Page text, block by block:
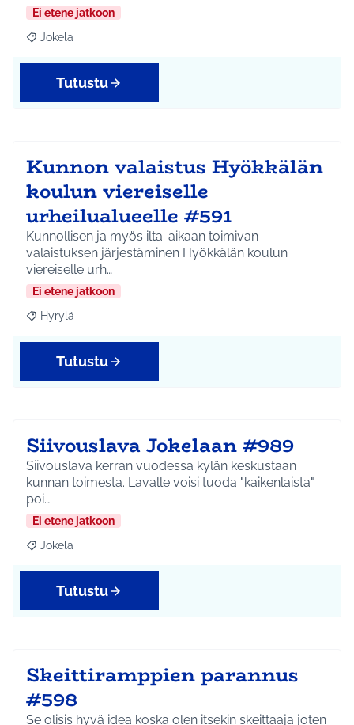
Ei etene jatkoon
Rajaa tulokset aihepiirin mukaan: Jokela
Jokela
Tutustu
Kunnon valaistus Hyökkälän
koulun viereiselle
urheilualueelle #591
Kunnollisen ja myös ilta-aikaan toimivan
valaistuksen järjestäminen Hyökkälän koulun
viereiselle urh…
Ei etene jatkoon
Rajaa tulokset aihepiirin mukaan: Hyrylä
Hyrylä
Tutustu
Siivouslava Jokelaan #989
Siivouslava kerran vuodessa kylän keskustaan
kunnan toimesta. Lavalle voisi tuoda "kaikenlaista"
poi…
Ei etene jatkoon
Rajaa tulokset aihepiirin mukaan: Jokela
Jokela
Tutustu
Skeittiramppien parannus
#598
Se olisis hyvä idea koska olen itsekin skeittaaja joten